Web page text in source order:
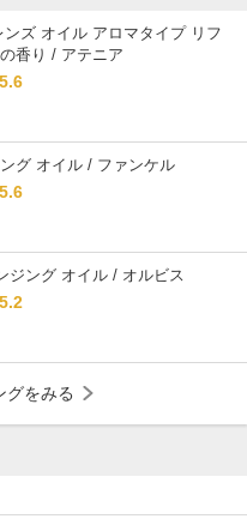
敏感肌 / ～20代 / イエベ
乾燥肌 / ～20代 / イエベ
乾燥肌 / 30代 / ブルベ
ンズ オイル アロマタイプ リフ
香り / アテニア
5.6
グ オイル / ファンケル
5.6
ジング オイル / オルビス
5.2
グをみる